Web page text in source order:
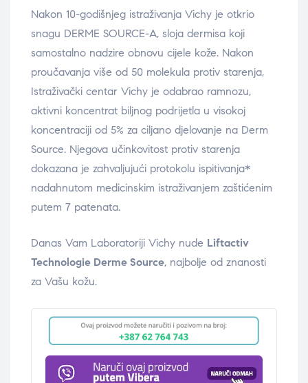
Nakon 10-godišnjeg istraživanja Vichy je otkrio
snagu DERME SOURCE-A, sloja dermisa koji
samostalno nadzire obnovu cijele kože. Nakon
proučavanja više od 50 molekula protiv starenja,
Istraživački centar Vichy je odabrao ramnozu,
aktivni koncentrat biljnog podrijetla u visokoj
koncentraciji od 5% za ciljano djelovanje na Derm
Source. Njegova učinkovitost protiv starenja
dokazana je zahvaljujući protokolu ispitivanja*
nadahnutom medicinskim istraživanjem zaštićenim
putem 7 patenata.
Danas Vam Laboratoriji Vichy nude Liftactiv
Technologie Derme Source, najbolje od znanosti
za Vašu kožu.